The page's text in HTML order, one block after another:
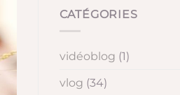
CATÉGORIES
vidéoblog (1)
vlog (34)